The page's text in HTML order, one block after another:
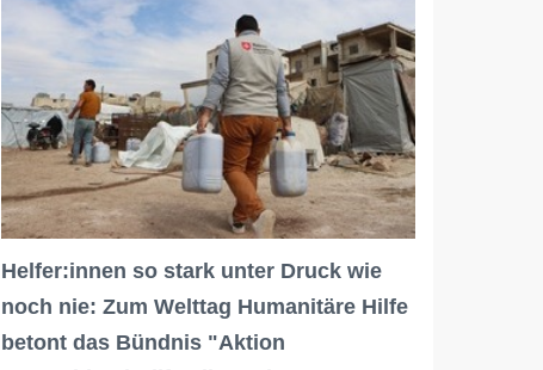
Helfer:innen so stark unter Druck wie
noch nie: Zum Welttag Humanitäre Hilfe
betont das Bündnis "Aktion